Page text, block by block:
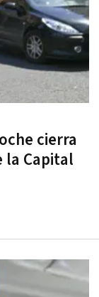
cierra
la Capital